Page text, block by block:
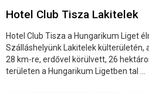
Hotel Club Tisza Lakitelek
Hotel Club Tisza a Hungarikum Liget
Szálláshelyünk Lakitelek külterületén,
28 km-re, erdővel körülvett, 26
területen a Hungarikum Ligetben tal ...